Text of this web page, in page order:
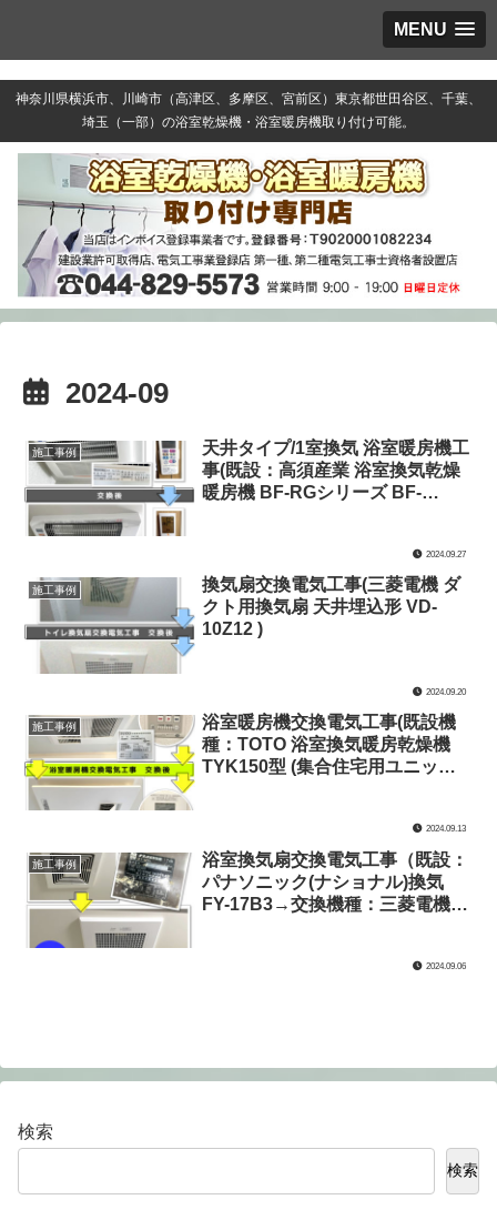
MENU
神奈川県横浜市、川崎市（高津区、多摩区、宮前区）東京都世田谷区、千葉、
埼玉（一部）の浴室乾燥機・浴室暖房機取り付け可能。
2024-09
施工事例
天井タイプ/1室換気 浴室暖房機工
事(既設：高須産業 浴室換気乾燥
暖房機 BF-RGシリーズ BF-
ズ BF-261RGA 24時間換気対応
（天井タイプ/1室換気）)
2024.09.27
施工事例
換気扇交換電気工事(三菱電機 ダ
クト用換気扇 天井埋込形 VD-
10Z12 )
2024.09.20
施工事例
浴室暖房機交換電気工事(既設機
種：TOTO 浴室換気暖房乾燥機
TYK150型 (集合住宅用ユニット
13UG6V(ユニットバス専用) )2024.09.13
施工事例
浴室換気扇交換電気工事（既設：
パナソニック(ナショナル)換気
FY-17B3→交換機種：三菱電機ダ
2024.09.06
検索
検索